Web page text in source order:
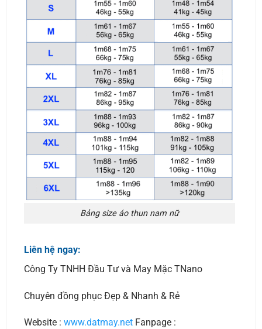
Bảng size áo thun nam nữ
Liên hệ ngay:
Công Ty TNHH Đầu Tư và May Mặc TNano
Chuyên đồng phục Đẹp & Nhanh & Rẻ
Website : www.datmay.netFanpage :